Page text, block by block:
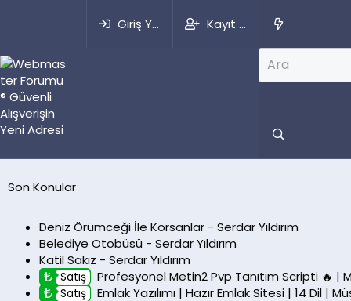
Kullanıcılar
Giriş Yap Kayıt Ol
Son Konular
Deniz Örümceği İle Korsanlar - Serdar Yıldırım
Belediye Otobüsü - Serdar Yıldırım
Katil Sakız - Serdar Yıldırım
Satış Profesyonel Metin2 Pvp Tanıtım Scripti 🔥 |
Satış Emlak Yazılımı | Hazır Emlak Sitesi | 14 Dil |